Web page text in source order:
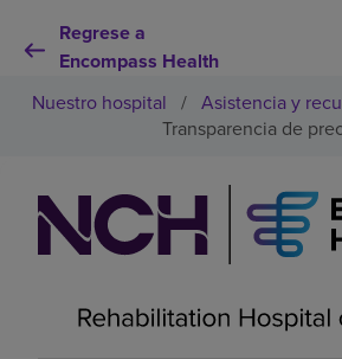
Regrese a
Encompass Health
Por qué debe elegirnos
Nuestro hospital / Asistencia y
Transparencia de